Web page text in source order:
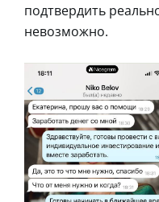
подтвердить
невозможно.